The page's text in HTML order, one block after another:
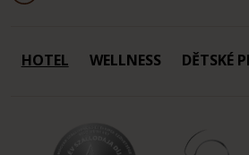
HOTEL WELLNESS DĚTSKÉ